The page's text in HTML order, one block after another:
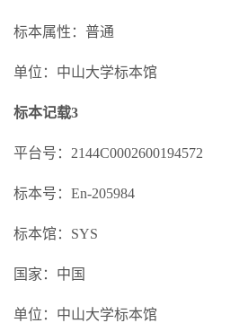
标本属性：普通
单位：中山大学标本馆
标本记载3
平台号：2144C0002600194572
标本号：En-205984
标本馆：SYS
国家：中国
单位：中山大学标本馆